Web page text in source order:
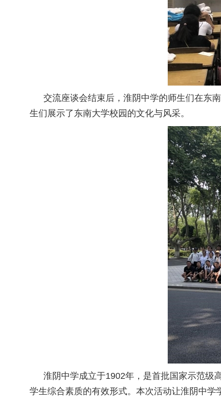
交流座谈会结束后，淮阴中学的师生们在东
生们展示了东南大学校园的文化与风采。
淮阴中学成立于1902年，是首批国家示范级
学生综合素质的有效形式。本次活动让淮阴中